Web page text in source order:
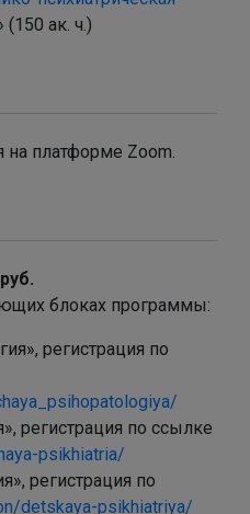
(150 ак. ч.)
на платформе Zoom.
блоках программы:
регистрация по
регистрация по ссылке
psikhiatria/
регистрация по
detskaya-psikhiatriya/